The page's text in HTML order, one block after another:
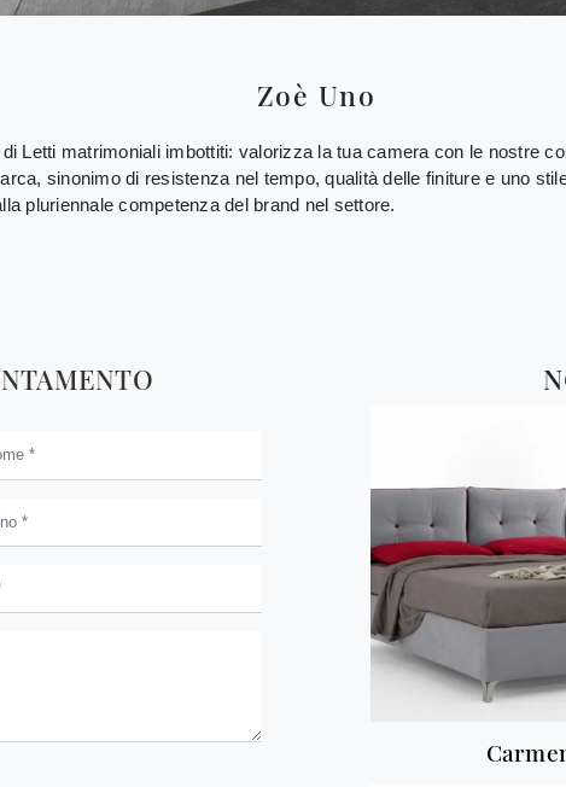
Zoè Uno
Letti matrimoniali imbottiti: valorizza la tua camera con le nostre
sinonimo di resistenza nel tempo, qualità delle finiture e uno
pluriennale competenza del brand nel settore.